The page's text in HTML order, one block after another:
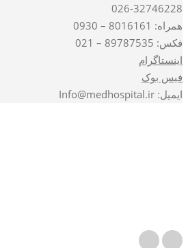
026-32746228
همراه: 8016161 – 0930
فکس: 89787535 – 021
اینستاگرام
فیس بوک
ایمیل: Info@medhospital.ir